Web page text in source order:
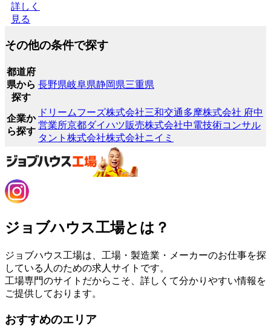
詳しく
見る
その他の条件で探す
都道府
県から
探す
長野県岐阜県静岡県三重県
企業か
ら探す
ドリームフーズ株式会社三和交通多摩株式会社 府中
営業所京都ダイハツ販売株式会社中電技術コンサル
タント株式会社株式会社ニイミ
ジョブハウス工場とは？
ジョブハウス工場は、工場・製造業・メーカーのお仕事を探
している人のための求人サイトです。
工場専門のサイトだからこそ、詳しくて分かりやすい情報を
ご提供しております。
おすすめのエリア